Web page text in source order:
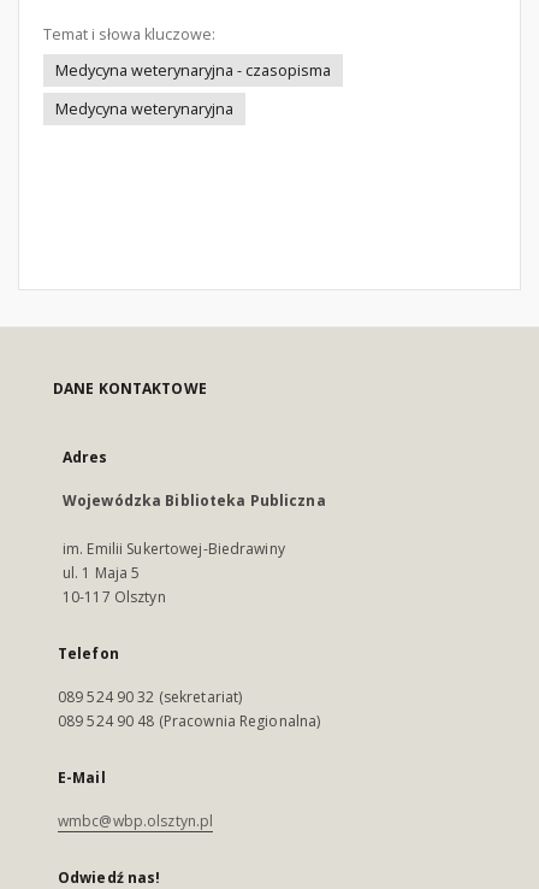
Temat i słowa kluczowe:
Medycyna weterynaryjna - czasopisma
Medycyna weterynaryjna
DANE KONTAKTOWE
Adres
Wojewódzka Biblioteka Publiczna
im. Emilii Sukertowej-Biedrawiny
ul. 1 Maja 5
10-117 Olsztyn
Telefon
089 524 90 32 (sekretariat)
089 524 90 48 (Pracownia Regionalna)
E-Mail
wmbc@wbp.olsztyn.pl
Odwiedź nas!